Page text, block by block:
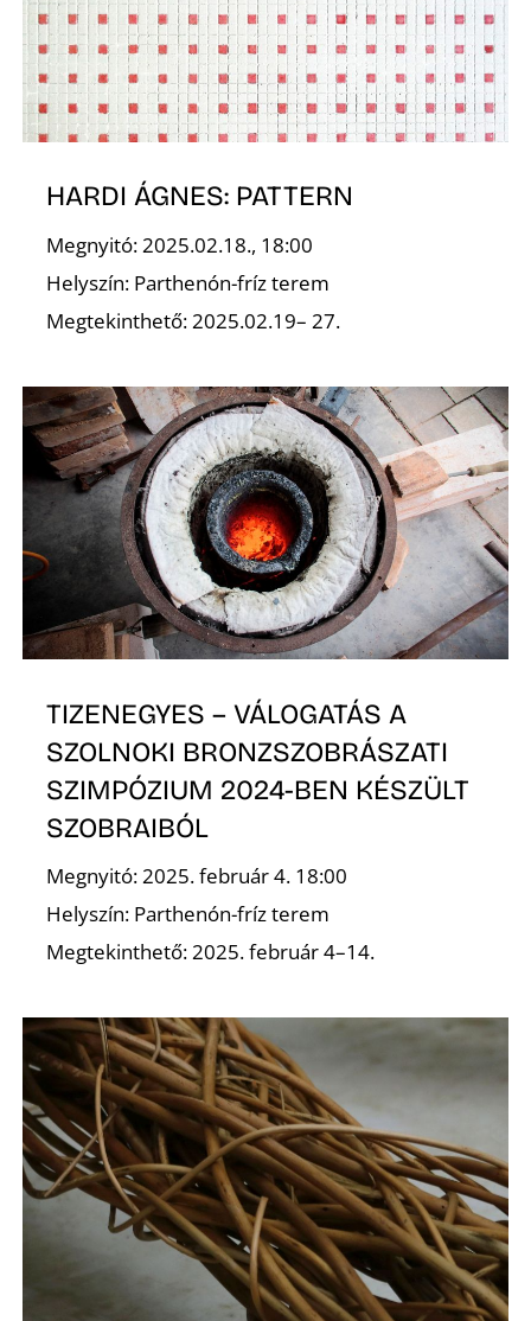
HARDI ÁGNES: PATTERN
Megnyitó: 2025.02.18., 18:00
Helyszín: Parthenón-fríz terem
Megtekinthető: 2025.02.19– 27.
TIZENEGYES – VÁLOGATÁS A
SZOLNOKI BRONZSZOBRÁSZATI
SZIMPÓZIUM 2024-BEN KÉSZÜLT
SZOBRAIBÓL
Megnyitó: 2025. február 4. 18:00
Helyszín: Parthenón-fríz terem
Megtekinthető: 2025. február 4–14.